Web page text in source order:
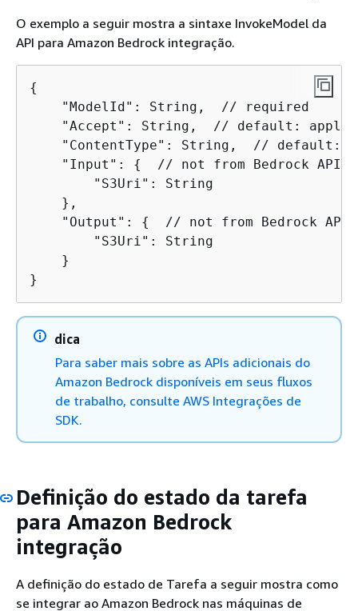
O exemplo a seguir mostra a sintaxe InvokeModel da
API para Amazon Bedrock integração.
{
    "ModelId": String,  // required
"Accept": String,  // default:
"ContentType": String,  // default:
    "Input":
{
  // not from Bedrock API
        "S3Uri": String
    },
    "Output":
{
  // not from Bedrock API
        "S3Uri": String
    }
}
dica
Para saber mais sobre as APIs adicionais do
Amazon Bedrock disponíveis em seus fluxos
de trabalho, consulte AWS Integrações de
SDK.
Definição do estado da tarefa
para Amazon Bedrock
integração
A definição do estado de Tarefa a seguir mostra como
se integrar ao Amazon Bedrock nas máquinas de